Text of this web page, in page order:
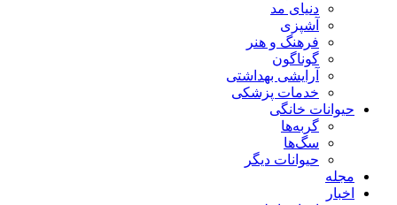
دنیای مد
آشپزی
فرهنگ و هنر
گوناگون
آرایشی بهداشتی
خدمات پزشکی
حیوانات خانگی
گربه‌ها
سگ‌ها
حیوانات دیگر
مجله
اخبار